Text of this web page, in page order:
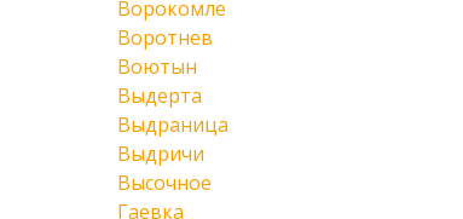
Ворокомле
Воротнев
Воютын
Выдерта
Выдраница
Выдричи
Высочное
Гаевка